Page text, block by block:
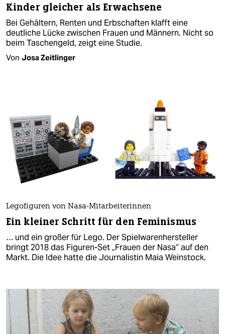
Kinder gleicher als Erwachsene
Bei Gehältern, Renten und Erbschaften klafft eine
deutliche Lücke zwischen Frauen und Männern. Nicht so
beim Taschengeld, zeigt eine Studie.
Von Josa Zeitlinger
Legofiguren von Nasa-Mitarbeiterinnen
Ein kleiner Schritt für den Feminismus
… und ein großer für Lego. Der Spielwarenhersteller
bringt 2018 das Figuren-Set „Frauen der Nasa“ auf den
Markt. Die Idee hatte die Journalistin Maia Weinstock.